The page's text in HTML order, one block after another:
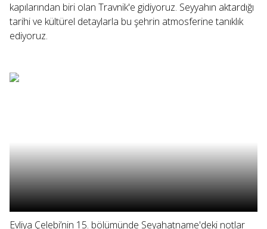
kapılarından biri olan Travnik'e gidiyoruz. Seyyahın aktardığı
tarihi ve kültürel detaylarla bu şehrin atmosferine tanıklık
ediyoruz.
Evliya Çelebi’nin 15. bölümünde Seyahatname'deki notlar